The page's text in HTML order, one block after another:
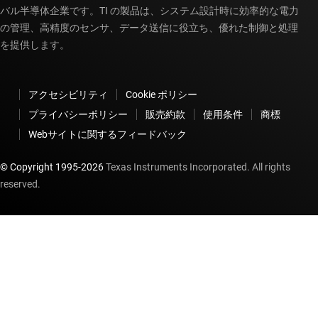
バル半導体企業です。TI の製品は、システム設計時に効率的な電力
の管理、高精度のセンサ、データ送信に役立ち、優れた制御と処理
を提供します。
アクセシビリティ
Cookie ポリシー
プライバシーポリシー
販売約款 使用条件
商標
Webサイトに関するフィードバック
© Copyright 1995-2026Texas Instruments Incorporated. All rights
reserved.